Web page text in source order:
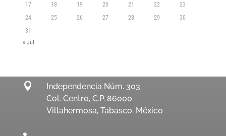
17
18 19 20 21 22
23
24
25 26 27 28 29
30
31
« Jul

Independencia Núm. 303
Col. Centro, C.P. 86000
Villahermosa, Tabasco. México